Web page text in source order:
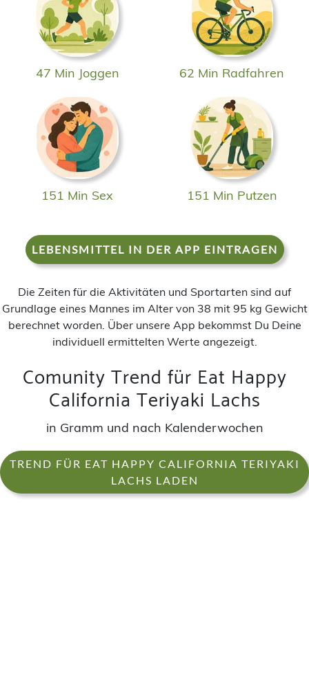
47 Min Joggen 62 Min Radfahren
151 Min Sex 151 Min Putzen
LEBENSMITTEL IN DER APP EINTRAGEN
Die Zeiten für die Aktivitäten und Sportarten sind auf
Grundlage eines Mannes im Alter von 38 mit 95 kg Gewicht
berechnet worden. Über unsere App bekommst Du Deine
individuell ermittelten Werte angezeigt.
Comunity Trend für Eat Happy
California Teriyaki Lachs
in Gramm und nach Kalenderwochen
TREND FÜR EAT HAPPY CALIFORNIA TERIYAKI
LACHS LADEN